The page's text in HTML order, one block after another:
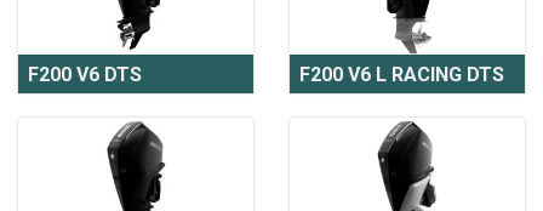
F200 V6 DTS F200 V6 L RACING DTS